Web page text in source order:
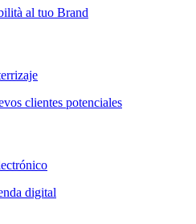
al tuo Brand
clientes potenciales
digital